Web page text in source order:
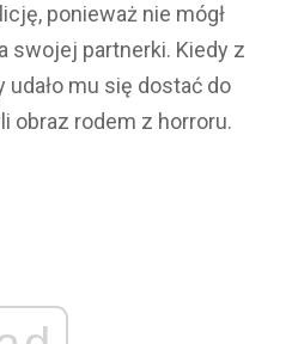
ponieważ nie mógł
swojej partnerki. Kiedy z
mu się dostać do
obraz rodem z horroru.